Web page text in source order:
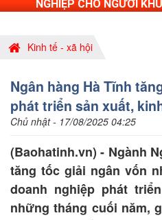
NGHIỆP CHO NGƯỜI
Kinh tế - xã hội
Ngân hàng Hà Tĩnh
phát triển sản xuất,
Chủ nhật - 17/08/2025 04:25
(Baohatinh.vn) - Ngành
tăng tốc giải ngân vốn
doanh nghiệp phát
những tháng cuối năm,